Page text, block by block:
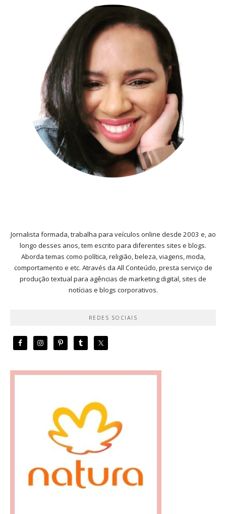
Jornalista formada, trabalha para veículos online desde 2003 e, ao
longo desses anos, tem escrito para diferentes sites e blogs.
Aborda temas como política, religião, beleza, viagens, moda,
comportamento e etc. Através da All Conteúdo, presta serviço de
produção textual para agências de marketing digital, sites de
notícias e blogs corporativos.
REDES SOCIAIS